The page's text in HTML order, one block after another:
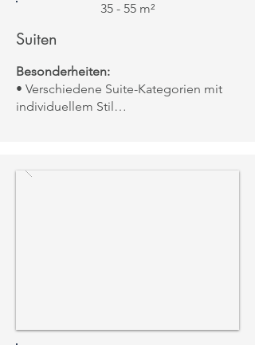
35 - 55 m²
Suiten
Besonderheiten:
• Verschiedene Suite-Kategorien mit
individuellem Stil
Badewanne oder Regendusche